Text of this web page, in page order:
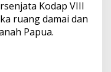
Kodap VIII
ruang damai dan
Papua.